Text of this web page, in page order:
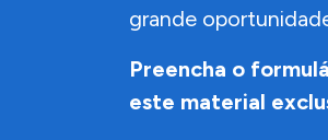
grande
Preencha o
este material